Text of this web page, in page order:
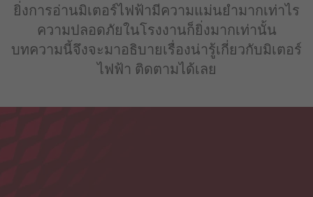
ยิ่งการอ่านมิเตอร์ไฟฟ้ามีความแม่นยำมากเท่าไร
ความปลอดภัยในโรงงานก็ยิ่งมากเท่านั้น
บทความนี้จึงจะมาอธิบายเรื่องน่ารู้เกี่ยวกับมิเตอร์
ไฟฟ้า ติดตามได้เลย